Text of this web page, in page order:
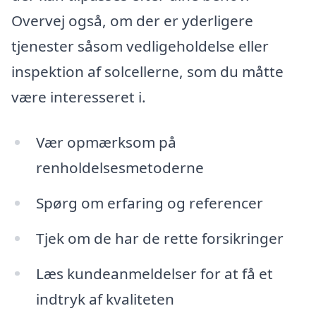
Overvej også, om der er yderligere
tjenester såsom vedligeholdelse eller
inspektion af solcellerne, som du måtte
være interesseret i.
Vær opmærksom på
renholdelsesmetoderne
Spørg om erfaring og referencer
Tjek om de har de rette forsikringer
Læs kundeanmeldelser for at få et
indtryk af kvaliteten